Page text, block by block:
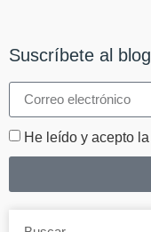
Suscríbete al blog
He leído y acepto la